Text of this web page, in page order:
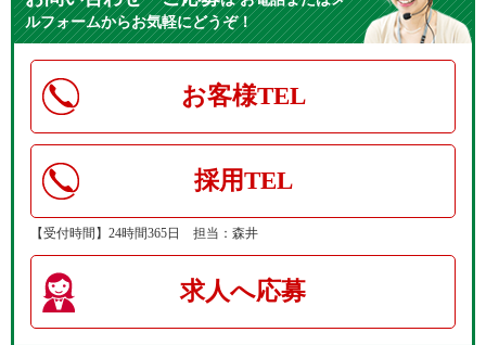
ルフォームからお気軽にどうぞ！
お客様TEL
採用TEL
【受付時間】24時間365日 担当：森井
求人へ応募